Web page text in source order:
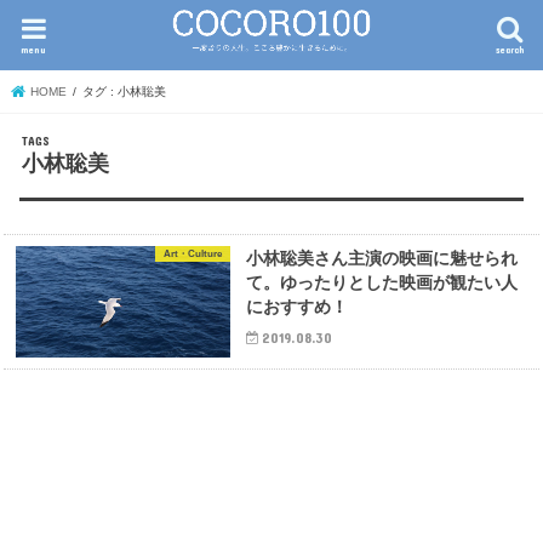
search
menu
HOME タグ : 小林聡美
小林聡美
Art・Culture
小林聡美さん主演の映画に魅せられ
て。ゆったりとした映画が観たい人
におすすめ！
2019.08.30